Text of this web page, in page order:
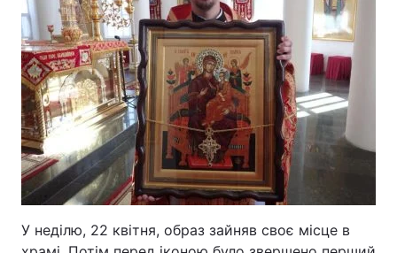
Інтерв'ю Думки
Архів Вакансії
Контакти
Послуги
У неділю, 22 квітня, образ зайняв своє місце в